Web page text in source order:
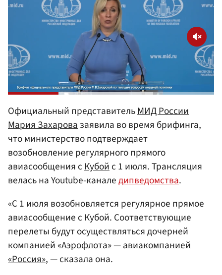
Официальный представительМИДРоссии
Мария Захаровазаявила во время брифинга,
что министерство подтверждает
возобновление регулярного прямого
авиасообщения сКубойс 1 июля. Трансляция
велась на Youtube-каналедипведомства.
«С 1 июля возобновляется регулярное прямое
авиасообщение с Кубой. Соответствующие
перелеты будут осуществляться дочерней
компанией«Аэрофлота»—авиакомпанией
«Россия», — сказала она.